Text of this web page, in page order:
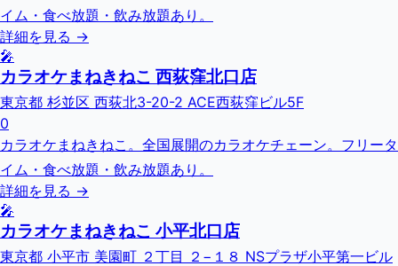
イム・食べ放題・飲み放題あり。
詳細を見る →
🎤
カラオケまねきねこ 西荻窪北口店
東京都 杉並区 西荻北3-20-2 ACE西荻窪ビル5F
0
カラオケまねきねこ。全国展開のカラオケチェーン。フリータ
イム・食べ放題・飲み放題あり。
詳細を見る →
🎤
カラオケまねきねこ 小平北口店
東京都 小平市 美園町 ２丁目 ２−１８ NSプラザ小平第一ビル